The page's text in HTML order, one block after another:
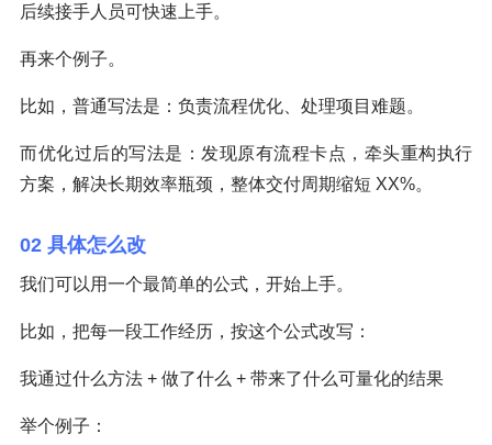
后续接手人员可快速上手。
再来个例子。
比如，普通写法是：负责流程优化、处理项目难题。
而优化过后的写法是：发现原有流程卡点，牵头重构执行
方案，解决长期效率瓶颈，整体交付周期缩短 XX%。
02 具体怎么改
我们可以用一个最简单的公式，开始上手。
比如，把每一段工作经历，按这个公式改写：
我通过什么方法 + 做了什么 + 带来了什么可量化的结果
举个例子：